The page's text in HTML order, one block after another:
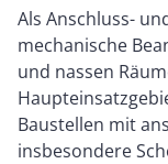
Als Anschluss-
mechanische
und nassen
Baustellen mit
insbesondere